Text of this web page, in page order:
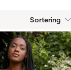
Sortering